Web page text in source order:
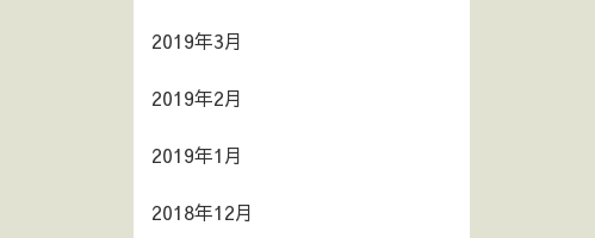
2019年3月
2019年2月
2019年1月
2018年12月